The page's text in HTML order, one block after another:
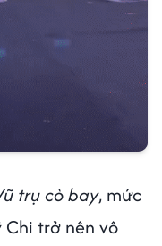
trụ cò bay, mức
Chi trở nên vô